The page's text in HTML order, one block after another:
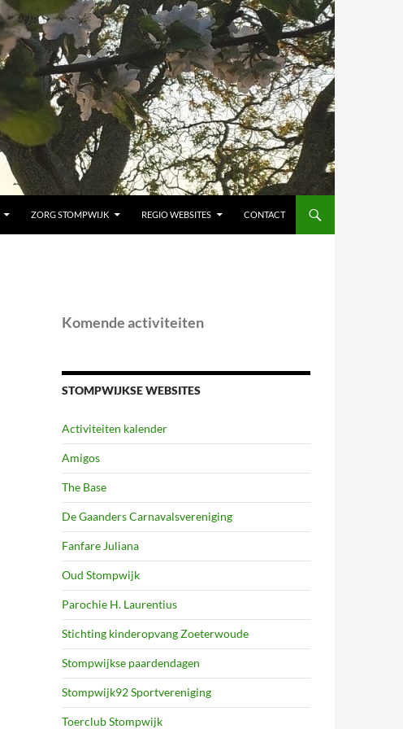
ZORG STOMPWIJK REGIO WEBSITES CONTACT
Komende activiteiten
STOMPWIJKSE WEBSITES
Activiteiten kalender
Amigos
The Base
De Gaanders Carnavalsvereniging
Fanfare Juliana
Oud Stompwijk
Parochie H. Laurentius
Stichting kinderopvang Zoeterwoude
Stompwijkse paardendagen
Stompwijk92 Sportvereniging
Toerclub Stompwijk